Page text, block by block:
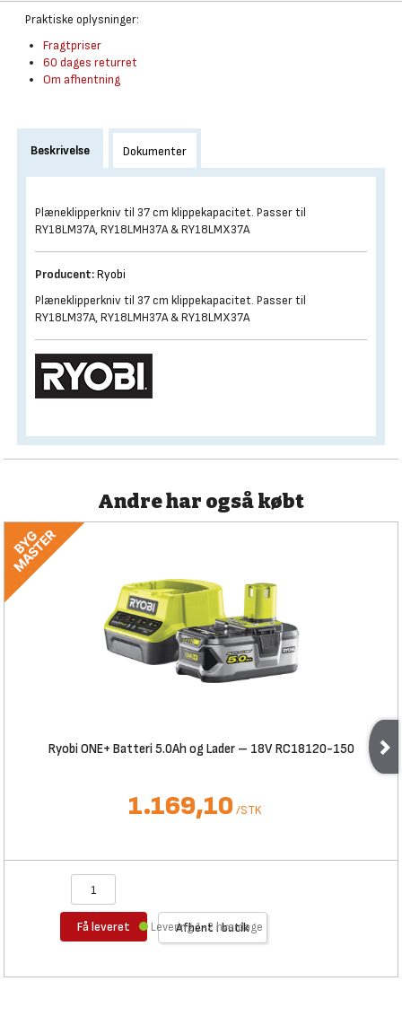
Praktiske oplysninger:
Fragtpriser
60 dages returret
Om afhentning
Beskrivelse Dokumenter
Plæneklipperkniv til 37 cm klippekapacitet. Passer til
RY18LM37A, RY18LMH37A & RY18LMX37A
Producent:Ryobi
Plæneklipperkniv til 37 cm klippekapacitet. Passer til
RY18LM37A, RY18LMH37A & RY18LMX37A
Andre har også købt
Ryobi ONE+ Batteri 5.0Ah og Lader – 18V RC18120-150
1.169,10 /STK
Få leveret Afhent i butik
Levering 1-2 hverdage